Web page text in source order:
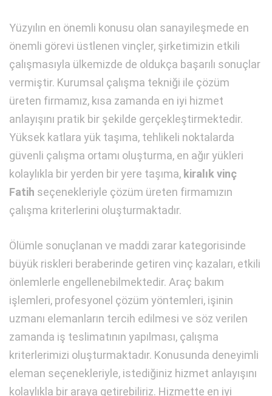
Yüzyılın en önemli konusu olan sanayileşmede en
önemli görevi üstlenen vinçler, şirketimizin etkili
çalışmasıyla ülkemizde de oldukça başarılı sonuçlar
vermiştir. Kurumsal çalışma tekniği ile çözüm
üreten firmamız, kısa zamanda en iyi hizmet
anlayışını pratik bir şekilde gerçekleştirmektedir.
Yüksek katlara yük taşıma, tehlikeli noktalarda
güvenli çalışma ortamı oluşturma, en ağır yükleri
kolaylıkla bir yerden bir yere taşıma, kiralık vinç
Fatih seçenekleriyle çözüm üreten firmamızın
çalışma kriterlerini oluşturmaktadır.
Ölümle sonuçlanan ve maddi zarar kategorisinde
büyük riskleri beraberinde getiren vinç kazaları, etkili
önlemlerle engellenebilmektedir. Araç bakım
işlemleri, profesyonel çözüm yöntemleri, işinin
uzmanı elemanların tercih edilmesi ve söz verilen
zamanda iş teslimatının yapılması, çalışma
kriterlerimizi oluşturmaktadır. Konusunda deneyimli
eleman seçenekleriyle, istediğiniz hizmet anlayışını
kolaylıkla bir araya getirebiliriz. Hizmette en iyi